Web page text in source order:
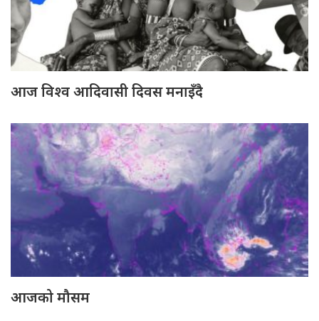
आज विश्व आदिवासी दिवस मनाइँदै
आजको मौसम